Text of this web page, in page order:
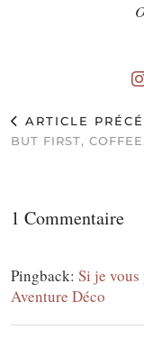
ARTICLE
BUT FIRST,
1 Commentaire
Pingback: Si je
Aventure Déco